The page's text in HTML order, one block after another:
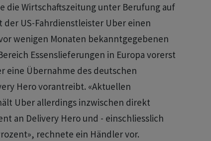
die Wirtschaftszeitung unter Berufung auf
US-Fahrdienstleister Uber einen
wenigen Monaten bekanntgegebenen
Essenslieferungen in Europa vorerst
eine Übernahme des deutschen
Hero vorantreibt. «Aktuellen
Uber allerdings inzwischen direkt
an Delivery Hero und - einschliesslich
rechnete ein Händler vor.